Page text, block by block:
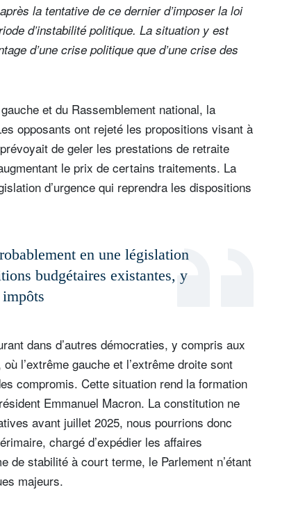
la tentative de ce dernier d’imposer la loi
d’instabilité politique. La situation y est
d’une crise politique que d’une crise des
et du Rassemblement national, la
opposants ont rejeté les propositions visant à
de geler les prestations de retraite
le prix de certains traitements. La
d’urgence qui reprendra les dispositions
en une législation
budgétaires existantes, y
dans d’autres démocraties, y compris aux
l’extrême gauche et l’extrême droite sont
compromis. Cette situation rend la formation
Emmanuel Macron. La constitution ne
avant juillet 2025, nous pourrions donc
chargé d’expédier les affaires
de stabilité à court terme, le Parlement n’étant
majeurs.